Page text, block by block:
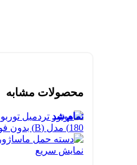
محصولات مشابه
تمام شد
نمایش سریع